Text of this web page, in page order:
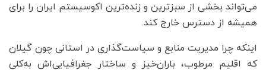
می‌تواند بخشی از سبزترین و زنده‌ترین اکوسیستم ایران را برای
همیشه از دسترس خارج کند.
اینکه چرا مدیریت منابع و سیاست‌گذاری در استانی چون گیلان
که اقلیم مرطوب، باران‌خیز و ساختار جغرافیایی‌اش به‌کلی